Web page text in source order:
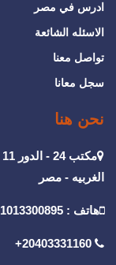
ادرس في مصر
الاسئله الشائعة
تواصل معنا
سجل معانا
نحن هنا
الغربيه - مصر
هاتف : 201013300895+